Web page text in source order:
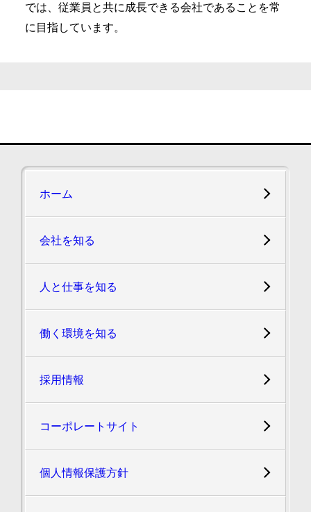
では、 従業員と共に成長できる会社であることを常
に目指しています。
ホーム
会社を知る
人と仕事を知る
働く環境を知る
採用情報
コーポレートサイト
個人情報保護方針